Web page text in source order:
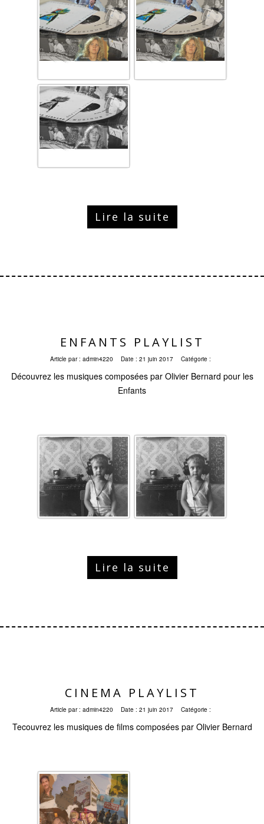
Lire la suite
ENFANTS PLAYLIST
Article par : admin4220 Date : 21 juin 2017 Catégorie :
Découvrez les musiques composées par Olivier Bernard pour les
Enfants
Lire la suite
CINEMA PLAYLIST
Article par : admin4220 Date : 21 juin 2017 Catégorie :
Tecouvrez les musiques de films composées par Olivier Bernard